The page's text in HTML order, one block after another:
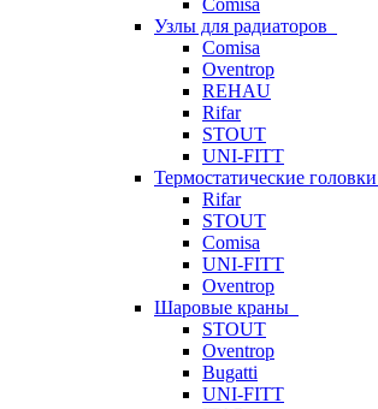
Comisa
Узлы для радиаторов
Comisa
Oventrop
REHAU
Rifar
STOUT
UNI-FITT
Термостатические головки
Rifar
STOUT
Comisa
UNI-FITT
Oventrop
Шаровые краны
STOUT
Oventrop
Bugatti
UNI-FITT